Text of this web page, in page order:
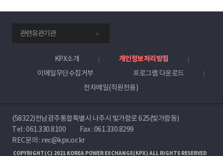
겨
주
세
요
관련유관기관
KPX소개
개인정보처리방침
이메일무단수집거부
프로그램 다운로드
전자메일(직원전용)
(58322)전남광주통합특별시 나주시 빛가람로 625(빛가람동)
Tel :061.330.8100
Fax : 061.330.8299
REC문의 : rec@kpx.or.kr
COPYRIGHT(C) 2021 KOREA POWER EXCHANGE(KPX) ALL RIGHTS RESERVED